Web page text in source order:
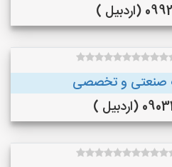
)
صنعتی و تخصصی
)